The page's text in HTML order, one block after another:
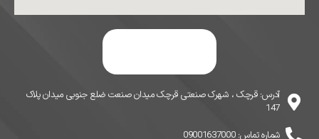
آدرس: قرچک ، شهرک صنعتی قرچک میدان صنعت ضلع جنوبی میدان پلاک
147
شماره تماس: 09001637000